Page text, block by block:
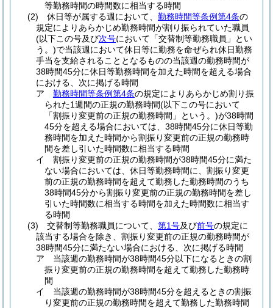
等勤務時間の時間数に相当する時間
(2)
休日等が属する週において、 勤務時間等条例第4条の
規定によりあらかじめ勤務時間が割り振られていた職員
(以下この号及び次号において「交替制等勤務職員」とい
う。)で当該週において休日等に勤務を命ぜられ休日勤務
手当を支給されることとなるものの当該週の勤務時間が
38時間45分に休日等勤務時間を加えた時間を超える場合
における、次に掲げる時間
ア
勤務時間等条例第4条の規定によりあらかじめ割り振
られた1週間の正規の勤務時間(以下この号において
「割振り変更前の正規の勤務時間」という。)が38時間
45分を超える場合においては、38時間45分に休日等勤
務時間を加えた時間から割振り変更前の正規の勤務時
間を差し引いた時間数に相当する時間
イ
割振り変更前の正規の勤務時間が38時間45分に満た
ない場合においては、休日等勤務時間に、割振り変更
前の正規の勤務時間を超えて勤務した勤務時間のうち
38時間45分から割振り変更前の正規の勤務時間を差し
引いた時間数に相当する時間を加えた時間数に相当す
る時間
(3)
交替制等勤務職員について、 第1号及び前号の規定に
該当する場合を除き、割振り変更前の正規の勤務時間が
38時間45分に満たない場合における、次に掲げる時間
ア
当該週の勤務時間が38時間45分以下になるときの割
振り変更前の正規の勤務時間を超えて勤務した勤務時
間
イ
当該週の勤務時間が38時間45分を超えるときの割振
り変更前の正規の勤務時間を超えて勤務した勤務時間